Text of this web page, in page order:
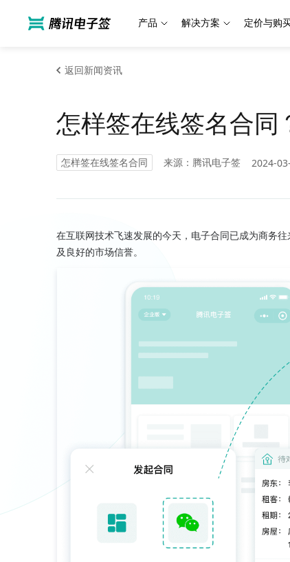
产品 解决方案 定价与购
返回新闻资讯
怎样签在线签名合
怎样签在线签名合同 来源：腾讯电子签 2024-
在互联网技术飞速发展的今天，电子合同已成为商务
及良好的市场信誉。